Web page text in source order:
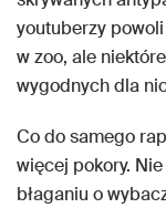
youtuberzy
w zoo, ale
wygodnych dla
Co do samego
więcej pokory.
błaganiu o